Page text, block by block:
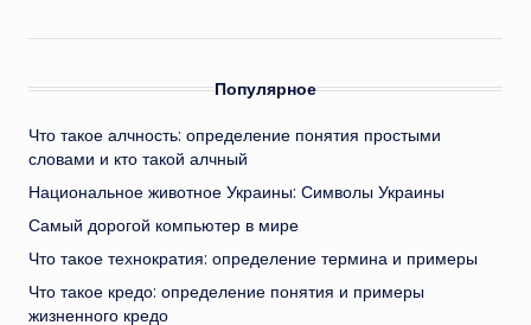
Популярное
Что такое алчность: определение понятия простыми
словами и кто такой алчный
Национальное животное Украины: Символы Украины
Самый дорогой компьютер в мире
Что такое технократия: определение термина и примеры
Что такое кредо: определение понятия и примеры
жизненного кредо